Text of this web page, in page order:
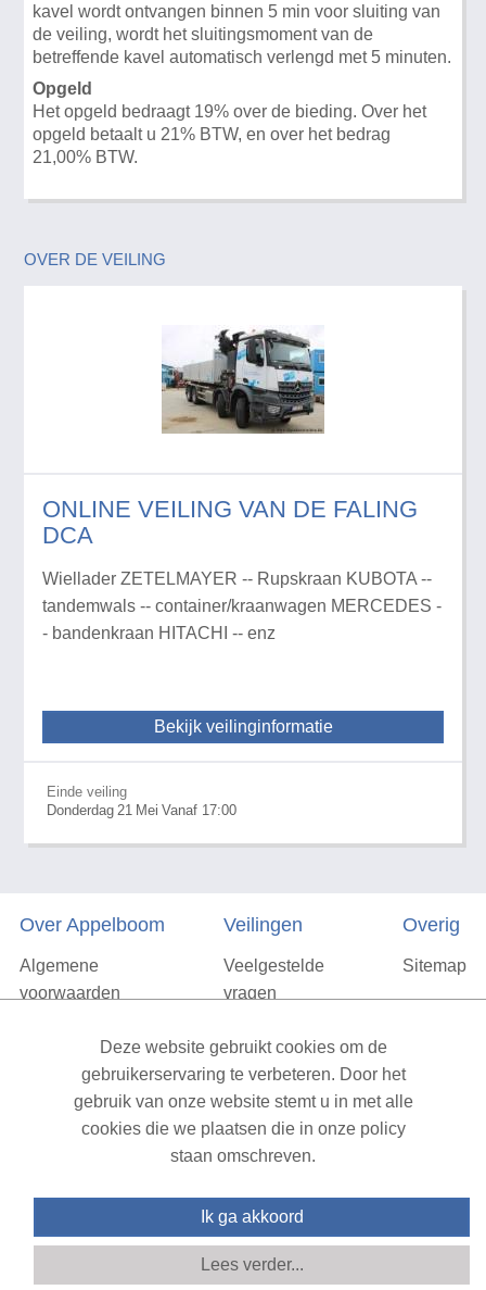
kavel wordt ontvangen binnen 5 min voor sluiting van
de veiling, wordt het sluitingsmoment van de
betreffende kavel automatisch verlengd met 5 minuten.
Opgeld
Het opgeld bedraagt 19% over de bieding. Over het
opgeld betaalt u 21% BTW, en over het bedrag
21,00% BTW.
OVER DE VEILING
ONLINE VEILING VAN DE FALING
DCA
Wiellader ZETELMAYER -- Rupskraan KUBOTA --
tandemwals -- container/kraanwagen MERCEDES -
- bandenkraan HITACHI -- enz
Bekijk veilinginformatie
Einde veiling
Donderdag 21 Mei Vanaf 17:00
Over Appelboom
Algemene
voorwaarden
Vacatures
Contact
Veilingen
Veelgestelde
vragen
Overig
Sitemap
| All rights reserved v1.7.6 (NAD-WEB-2)
Deze website gebruikt cookies om de
gebruikerservaring te verbeteren. Door het
gebruik van onze website stemt u in met alle
cookies die we plaatsen die in onze policy
staan omschreven.
Ik ga akkoord
Lees verder...